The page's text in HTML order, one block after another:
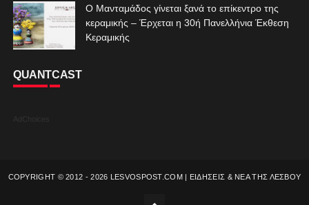
Ο Μανταμάδος γίνεται ξανά το επίκεντρο της
κεραμικής – Έρχεται η 30ή Πανελλήνια Έκθεση
Κεραμικής
QUANTCAST
COPYRIGHT © 2012 -2026 LESVOSPOST.COM | ΕΙΔΗΣΕΙΣ & ΝΕΑ ΤΗΣ ΛΕΣΒΟΥ